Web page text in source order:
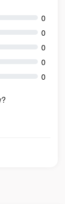
0
0
0
0
0